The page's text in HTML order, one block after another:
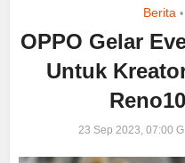
Berita •
OPPO Gelar
Untuk
23 Sep 2023, 07:00